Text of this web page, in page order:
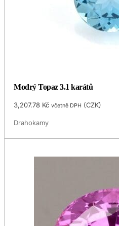
Modrý Topaz 3.1 karátů
3,207.78 Kč včetně DPH (CZK)
Drahokamy